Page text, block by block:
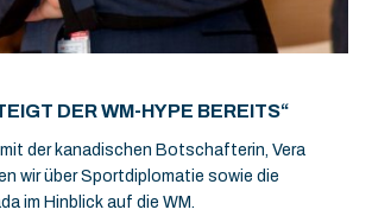
DER WM-HYPE BEREITS“
mit der kanadischen Botschafterin, Vera
wir über Sportdiplomatie sowie die
im Hinblick auf die WM.